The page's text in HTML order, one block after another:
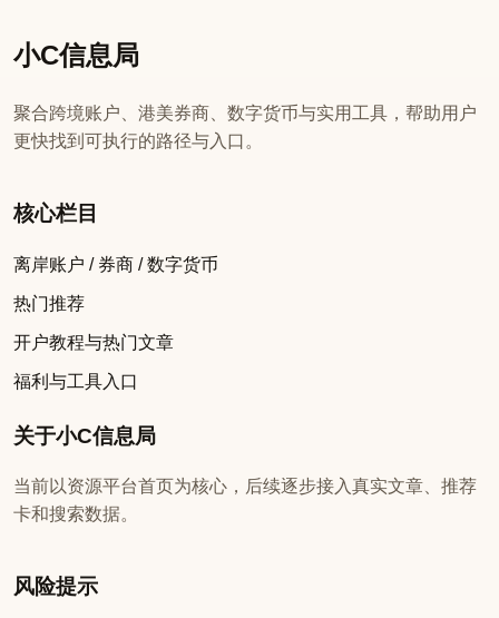
小C信息局
聚合跨境账户、港美券商、数字货币与实用工具，帮助用户
更快找到可执行的路径与入口。
核心栏目
离岸账户 / 券商 / 数字货币
热门推荐
开户教程与热门文章
福利与工具入口
关于小C信息局
当前以资源平台首页为核心，后续逐步接入真实文章、推荐
卡和搜索数据。
风险提示